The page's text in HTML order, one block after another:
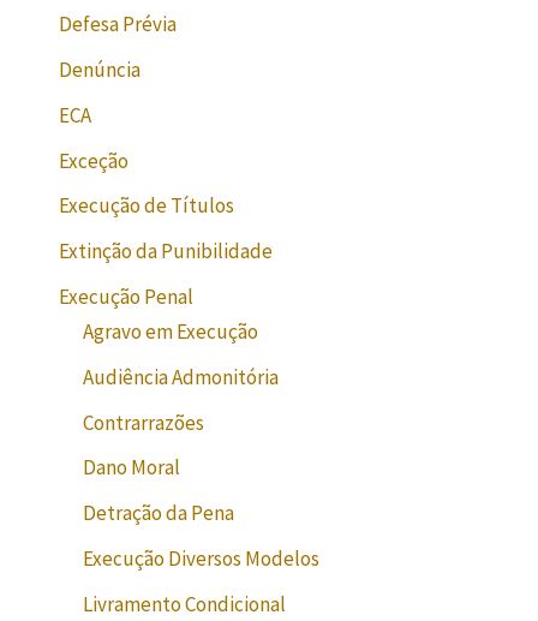
Defesa Prévia
Denúncia
ECA
Exceção
Execução de Títulos
Extinção da Punibilidade
Execução Penal
Agravo em Execução
Audiência Admonitória
Contrarrazões
Dano Moral
Detração da Pena
Execução Diversos Modelos
Livramento Condicional